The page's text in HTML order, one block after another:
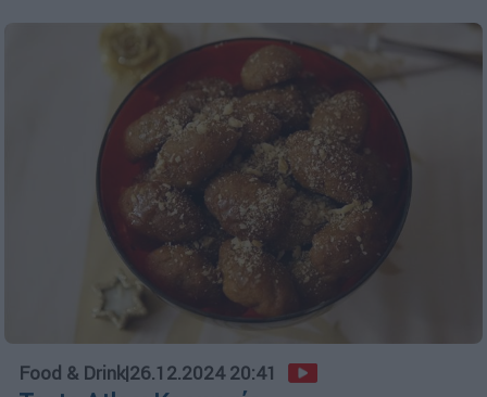
Food & Drink|26.12.2024 20:41